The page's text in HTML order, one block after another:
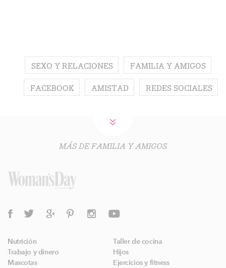
SEXO Y RELACIONES FAMILIA Y AMIGOS
FACEBOOK AMISTAD REDES SOCIALES
MÁS DE FAMILIA Y AMIGOS
Nutrición
Taller de cocina
Trabajo y dinero
Hijos
Mascotas
Ejercicios y fitness